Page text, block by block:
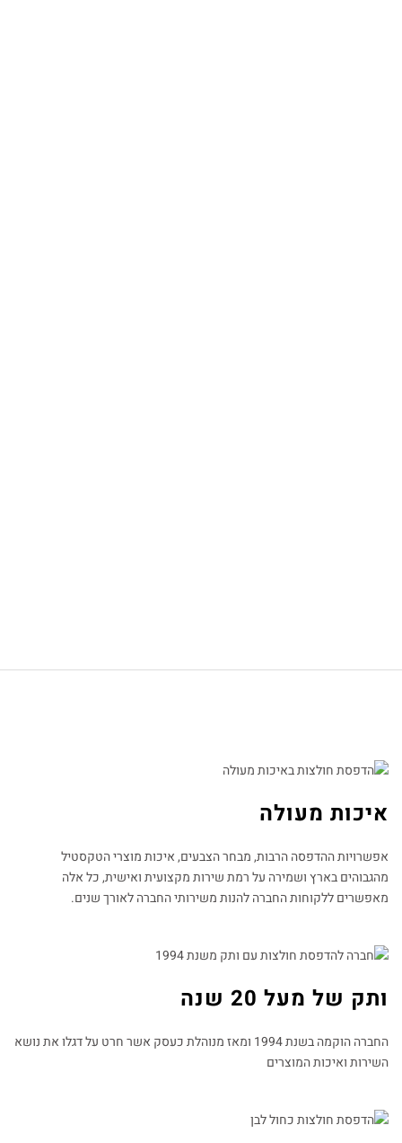
איכות מעולה
אפשרויות ההדפסה הרבות, מבחר הצבעים, איכות מוצרי הטקסטיל
מהגבוהים בארץ ושמירה על רמת שירות מקצועית ואישית, כל אלה
מאפשרים ללקוחות החברה להנות משירותי החברה לאורך שנים.
ותק של מעל 20 שנה
החברה הוקמה בשנת 1994 ומאז מנוהלת כעסק אשר חרט על דגלו את נושא
השירות ואיכות המוצרים